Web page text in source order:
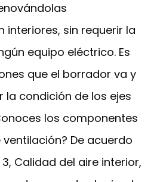
interiores, sin requerir la
equipo eléctrico. Es
que el borrador va y
la condición de los ejes
los componentes
De acuerdo
3, Calidad del aire interior,